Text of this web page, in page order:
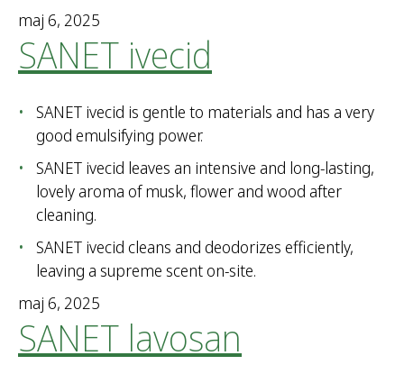
maj 6, 2025
SANET ivecid
SANET ivecid is gentle to materials and has a very
good emulsifying power.
SANET ivecid leaves an intensive and long-lasting,
lovely aroma of musk, flower and wood after
cleaning.
SANET ivecid cleans and deodorizes efficiently,
leaving a supreme scent on-site.
maj 6, 2025
SANET lavosan